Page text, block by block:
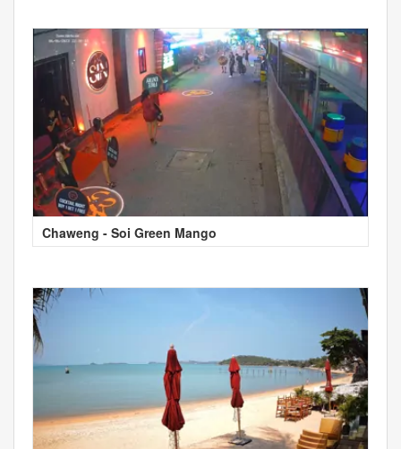
Chaweng - Soi Green Mango